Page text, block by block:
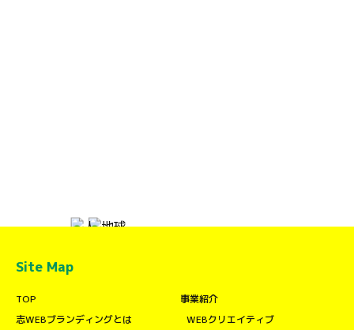
Site Map
TOP
志WEBブランディングとは
事業紹介
WEBクリエイティブ